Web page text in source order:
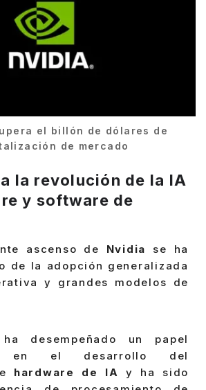
el billón de dólares de
de mercado
la revolución de la IA
y software de
ascenso de Nvidia se ha
de la adopción generalizada
y grandes modelos de
desempeñado un papel
en el desarrollo del
hardware de IA y ha sido